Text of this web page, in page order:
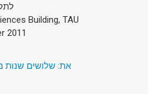
Building, TAU
2011
את: שלושים שנות